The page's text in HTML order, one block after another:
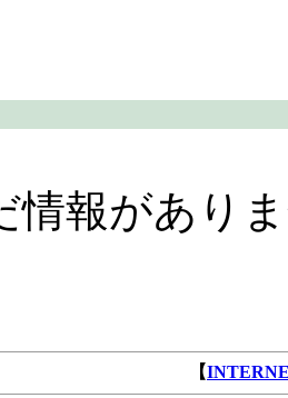
情報があり
【